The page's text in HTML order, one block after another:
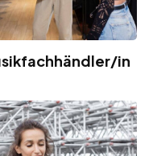
in